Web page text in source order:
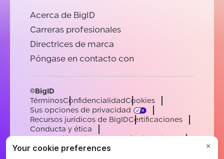
Acerca de BigID
Carreras profesionales
Directrices de marca
Póngase en contacto con
©BigID
TérminosConfidencialidadCookies
Sus opciones de privacidad
Recursos jurídicos de BigIDCertificaciones
Conducta y ética
Declaración sobre la esclavitud moderna
SubprocesadoresAyuda